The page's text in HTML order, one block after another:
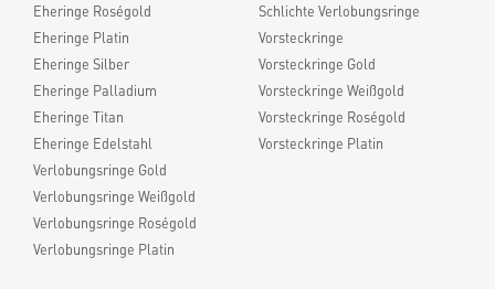
Eheringe Roségold
Eheringe Platin
Eheringe Silber
Eheringe Palladium
Eheringe Titan
Eheringe Edelstahl
Verlobungsringe Gold
Verlobungsringe Weißgold
Verlobungsringe Roségold
Verlobungsringe Platin
Schlichte Verlobungsringe
Vorsteckringe
Vorsteckringe Gold
Vorsteckringe Weißgold
Vorsteckringe Roségold
Vorsteckringe Platin